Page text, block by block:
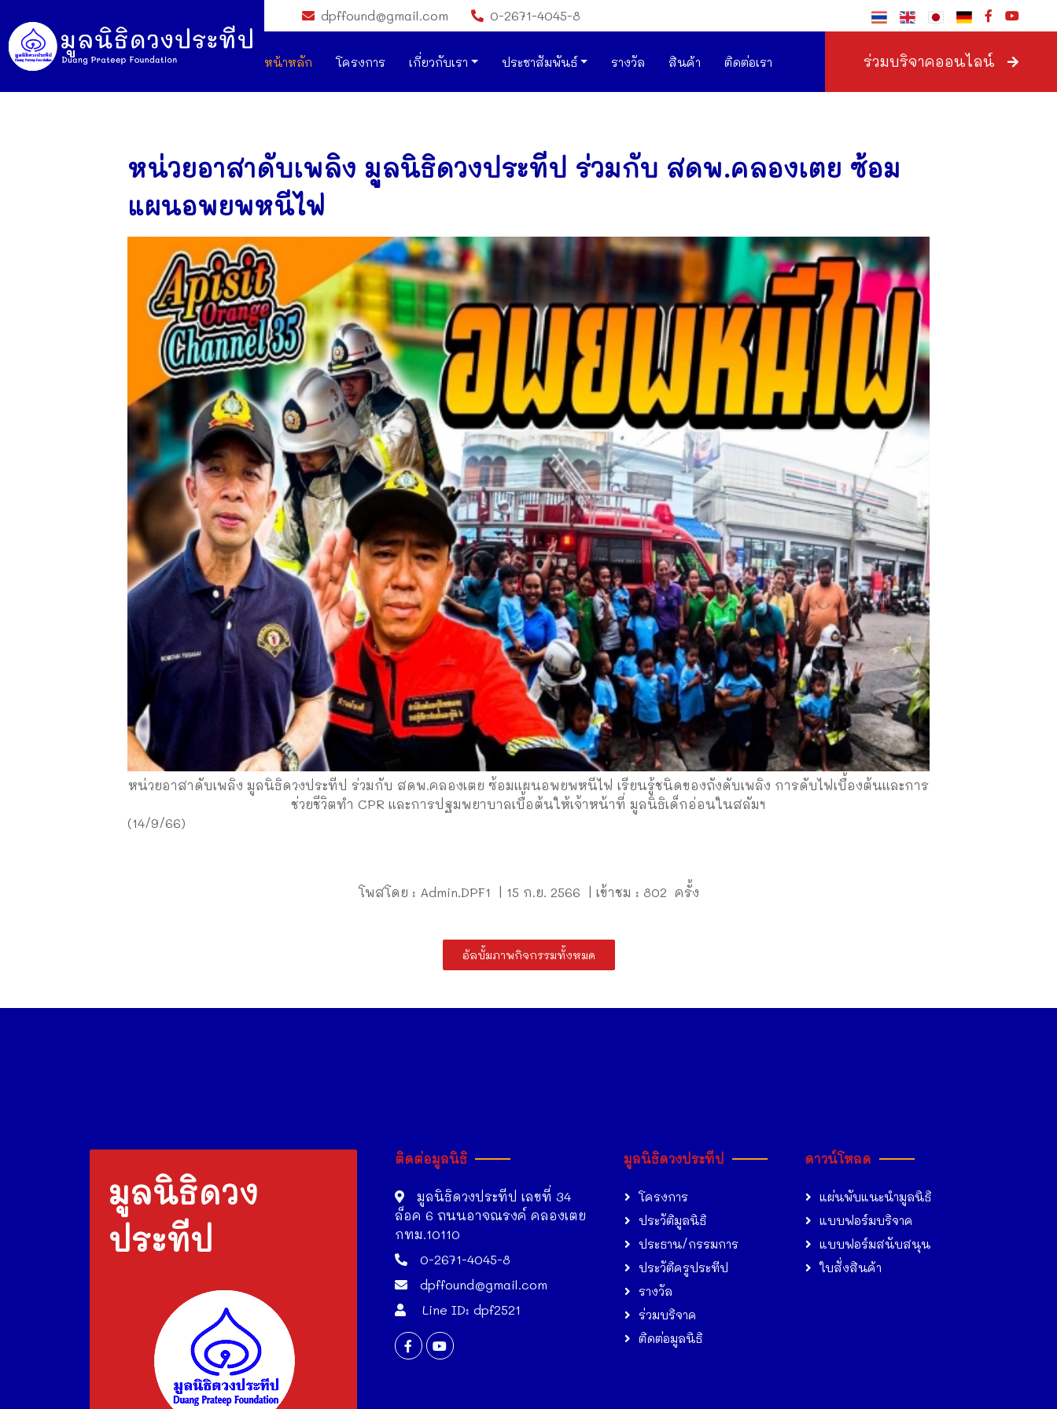
dpffound@gmail.com 0-2671-4045-8
หน้าหลัก โครงการ เกี่ยวกับเรา ประชาสัมพันธ์ รางวัล สินค้า ติดต่อเรา ร่วมบริจาคออนไลน์
หน่วยอาสาดับเพลิง มูลนิธิดวงประทีป ร่วมกับ สดพ.คลองเตย ซ้อม
แผนอพยพหนีไฟ
หน่วยอาสาดับเพลิง มูลนิธิดวงประทีป ร่วมกับ สดพ.คลองเตย ซ้อมแผนอพยพหนีไฟ เรียนรู้ชนิดของถังดับเพลิง การดับไฟเบื้องต้นและการ
ช่วยชีวิตทำ CPR และการปฐมพยาบาลเบื้อต้นให้เจ้าหน้าที่ มูลนิธิเด็กอ่อนในสลัมฯ
(14/9/66)
โพสโดย : Admin.DPF1 | 15 ก.ย. 2566 | เข้าชม : 802 ครั้ง
อัลบั้มภาพกิจกรรมทั้งหมด
มูลนิธิดวง
ประทีป
ติดต่อมูลนิธิ
มูลนิธิดวงประทีป เลขที่ 34
ล็อค 6 ถนนอาจณรงค์ คลองเตย
กทม.10110
0-2671-4045-8
dpffound@gmail.com
Line ID: dpf2521
มูลนิธิดวงประทีป
โครงการ
ประวัติมูลนิธิ
ประธาน/กรรมการ
ประวัติครูประทีป
รางวัล
ร่วมบริจาค
ติดต่อมูลนิธิ
ดาวน์โหลด
แผ่นพับแนะนำมูลนิธิ
แบบฟอร์มบริจาค
แบบฟอร์มสนับสนุน
ใบสั่งสินค้า